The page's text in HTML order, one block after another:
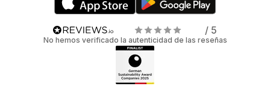
/ 5
No hemos verificado la autenticidad de las reseñas